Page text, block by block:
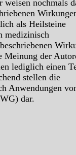
nochmals
als Heilsteine
medizinisch
Meinung der
lediglich einen
stellen die
Anwendungen
dar.